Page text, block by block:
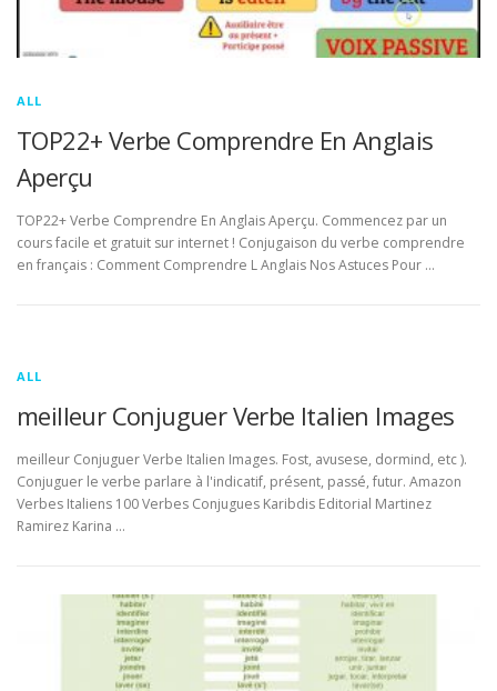
ALL
TOP22+ Verbe Comprendre En Anglais
Aperçu
TOP22+ Verbe Comprendre En Anglais Aperçu. Commencez par un
cours facile et gratuit sur internet ! Conjugaison du verbe comprendre
en français : Comment Comprendre L Anglais Nos Astuces Pour …
ALL
meilleur Conjuguer Verbe Italien Images
meilleur Conjuguer Verbe Italien Images. Fost, avusese, dormind, etc ).
Conjuguer le verbe parlare à l'indicatif, présent, passé, futur. Amazon
Verbes Italiens 100 Verbes Conjugues Karibdis Editorial Martinez
Ramirez Karina …